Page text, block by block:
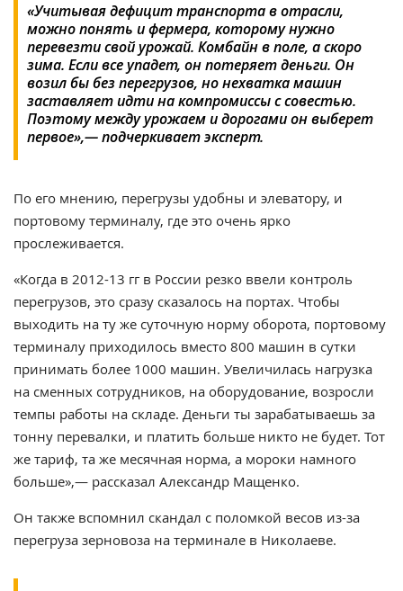
«Учитывая дефицит транспорта в отрасли,
можно понять и фермера, которому нужно
перевезти свой урожай. Комбайн в поле, а скоро
зима. Если все упадет, он потеряет деньги. Он
возил бы без перегрузов, но нехватка машин
заставляет идти на компромиссы с совестью.
Поэтому между урожаем и дорогами он выберет
первое»,— подчеркивает эксперт.
По его мнению, перегрузы удобны и элеватору, и
портовому терминалу, где это очень ярко
прослеживается.
«Когда в 2012-13 гг в России резко ввели контроль
перегрузов, это сразу сказалось на портах. Чтобы
выходить на ту же суточную норму оборота, портовому
терминалу приходилось вместо 800 машин в сутки
принимать более 1000 машин. Увеличилась нагрузка
на сменных сотрудников, на оборудование, возросли
темпы работы на складе. Деньги ты зарабатываешь за
тонну перевалки, и платить больше никто не будет. Тот
же тариф, та же месячная норма, а мороки намного
больше»,— рассказал Александр Мащенко.
Он также вспомнил скандал с поломкой весов из-за
перегруза зерновоза на терминале в Николаеве.